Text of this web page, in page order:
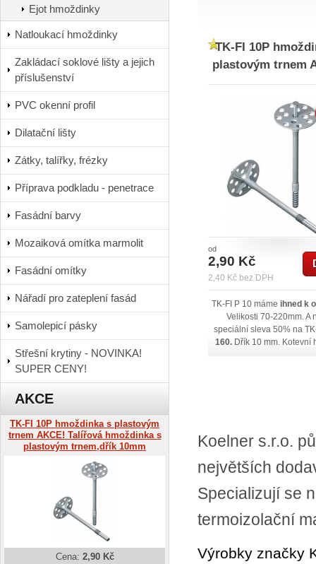
TK-FI 10P
plastovým trnem
od
2,90 Kč
2,40 Kč bez DPH
TK-FI P 10 máme ihned k
Velikosti 70-220mm. A
speciální sleva 50% na
160.Dřík 10 mm. Kotevní
Koelner s.r.o.
největších
Specializují se
termoizolační
Výrobky značky
Ejot hmoždinky
Natloukací hmoždinky
Zakládací soklové lišty a jejich
příslušenství
PVC okenní profil
Dilatační lišty
Zátky, talířky, frézky
Příprava podkladu - penetrace
Fasádní barvy
Mozaiková omítka marmolit
Fasádní omítky
Nářadí pro zateplení fasád
Samolepicí pásky
Střešní krytiny - NOVINKA!
SUPER CENY!
AKCE
TK-FI 10P hmoždinka s plastovým
trnem AKCE! Talířová hmoždinka s
plastovým trnem,dřík 10mm
Cena: 2,90 Kč